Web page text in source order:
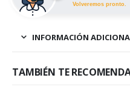
Volveremos pronto.
INFORMACIÓN
TAMBIÉN TE